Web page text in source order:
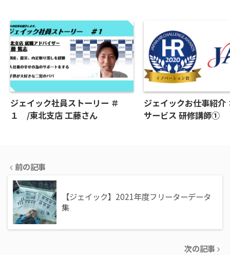
ジェイック社員ストーリー ＃
１ /東北支店 工藤さん
ジェイックお仕事紹介
サービス 研修講師①
前の記事
【ジェイック】2021年度フリーターデータ
集
次の記事